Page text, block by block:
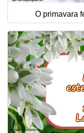
O primavara